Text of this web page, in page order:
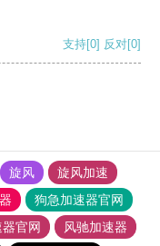
支持[0] 反对[0]
旋风
旋风加速
狗急加速器官网
官网
风驰加速器